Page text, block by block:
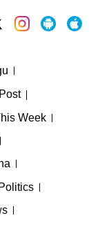
Week
Politics